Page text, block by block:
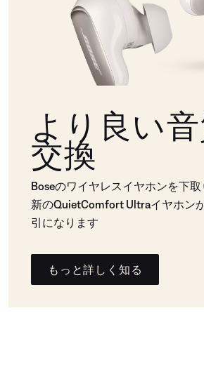
より良い
交換
Boseのワイヤレスイヤホンを下
新のQuietComfort Ultraイヤホン
引になります
もっと詳しく知る